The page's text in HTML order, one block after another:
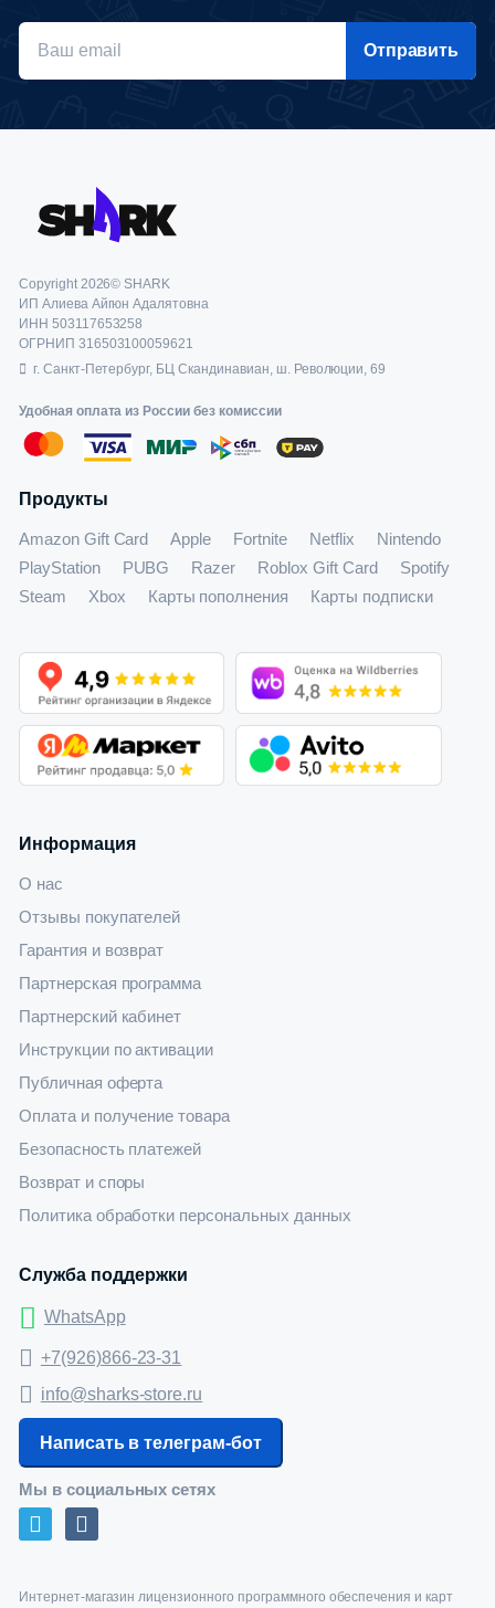
Отправить
Copyright 2026© SHARK
ИП Алиева Айгюн Адалятовна
ИНН 503117653258
ОГРНИП 316503100059621
г. Санкт-Петербург, БЦ Скандинавиан, ш. Революции, 69
Удобная оплата из России без комиссии
Продукты
Amazon Gift Card Apple Fortnite Netflix
Nintendo
PlayStation
PUBG Razer Roblox Gift Card
Spotify
Steam
Xbox Карты пополнения Карты подписки
Информация
О нас
Отзывы покупателей
Гарантия и возврат
Партнерская программа
Партнерский кабинет
Инструкции по активации
Публичная оферта
Оплата и получение товара
Безопасность платежей
Возврат и споры
Политика обработки персональных данных
Служба поддержки
WhatsApp
+7(926)866-23-31
info@sharks-store.ru
Написать в телеграм-бот
Мы в социальных сетях
Интернет-магазин лицензионного программного обеспечения и карт